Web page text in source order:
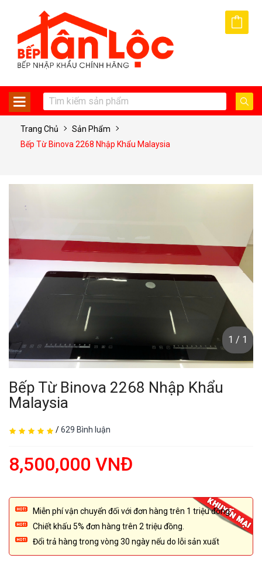
Trang Chủ
Sản Phẩm
Bếp Từ Binova 2268 Nhập Khẩu Malaysia
1 / 1
Bếp Từ Binova 2268 Nhập Khẩu
Malaysia
/629 Bình luận
8,500,000 VNĐ
Miễn phí vận chuyển đối với đơn hàng trên 1 triệu đồng.
Chiết khấu 5% đơn hàng trên 2 triệu đồng.
Đổi trả hàng trong vòng 30 ngày nếu do lỗi sản xuất